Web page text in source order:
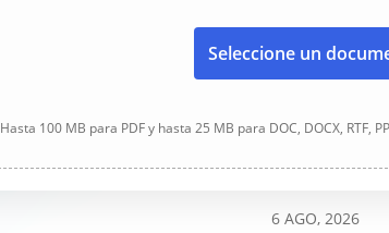
Seleccione un
Hasta 100 MB para PDF y hasta 25 MB para DOC, DOCX, RTF,
6 AGO, 2026